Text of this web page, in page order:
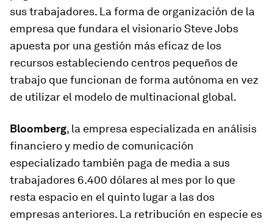
sus trabajadores. La forma de organización de la
empresa que fundara el visionario Steve Jobs
apuesta por una gestión más eficaz de los
recursos estableciendo centros pequeños de
trabajo que funcionan de forma autónoma en vez
de utilizar el modelo de multinacional global.
Bloomberg, la empresa especializada en análisis
financiero y medio de comunicación
especializado también paga de media a sus
trabajadores 6.400 dólares al mes por lo que
resta espacio en el quinto lugar a las dos
empresas anteriores. La retribución en especie es